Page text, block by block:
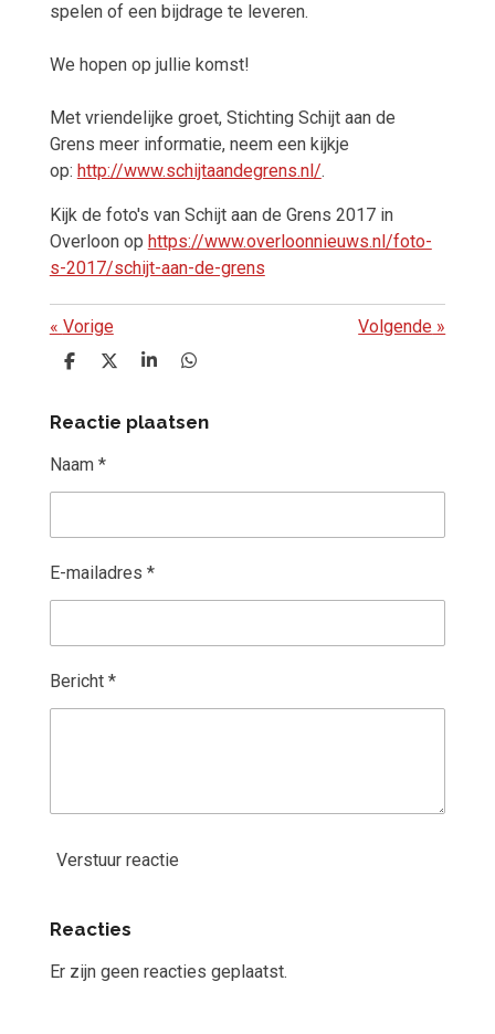
spelen of een bijdrage te leveren.
We hopen op jullie komst!
Met vriendelijke groet, Stichting Schijt aan de
Grens meer informatie, neem een kijkje
op: http://www.schijtaandegrens.nl/.
Kijk de foto's van Schijt aan de Grens 2017 in
Overloon op https://www.overloonnieuws.nl/foto-
s-2017/schijt-aan-de-grens
« Vorige Volgende »
D
e
D
l
S
r
D
e
Reactie plaatsen
Naam *
E-mailadres *
Bericht *
Verstuur reactie
Reacties
Er zijn geen reacties geplaatst.